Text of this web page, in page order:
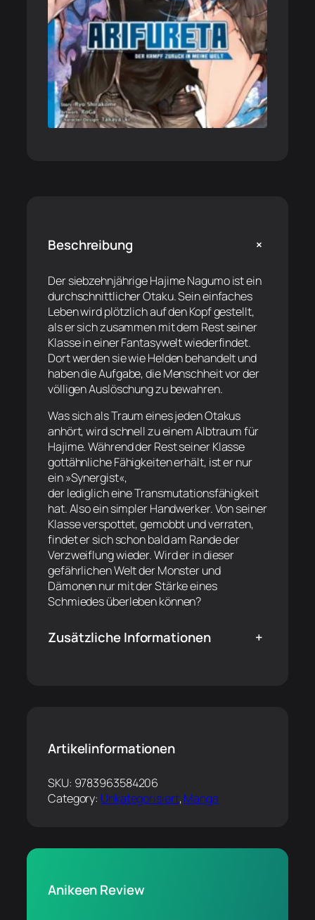
Beschreibung +
Der siebzehnjährige Hajime Nagumo ist ein
durchschnittlicher Otaku. Sein einfaches
Leben wird plötzlich auf den Kopf gestellt,
als er sich zusammen mit dem Rest seiner
Klasse in einer Fantasywelt wiederfindet.
Dort werden sie wie Helden behandelt und
haben die Aufgabe, die Menschheit vor der
völligen Auslöschung zu bewahren.
Was sich als Traum eines jeden Otakus
anhört, wird schnell zu einem Albtraum für
Hajime. Während der Rest seiner Klasse
gottähnliche Fähigkeiten erhält, ist er nur
ein »Synergist«,
der lediglich eine Transmutationsfähigkeit
hat. Also ein simpler Handwerker. Von seiner
Klasse verspottet, gemobbt und verraten,
findet er sich schon bald am Rande der
Verzweiflung wieder. Wird er in dieser
gefährlichen Welt der Monster und
Dämonen nur mit der Stärke eines
Schmiedes überleben können?
Zusätzliche Informationen +
Artikelinformationen
SKU: 9783963584206
Category: Unkategorisiert, Manga
Anikeen Review